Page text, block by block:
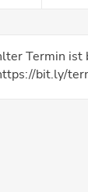
Termin ist
bit.ly/